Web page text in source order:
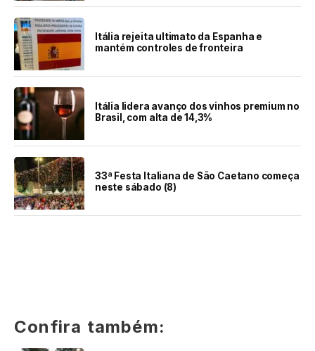
Itália rejeita ultimato da Espanha e
mantém controles de fronteira
Itália lidera avanço dos vinhos premium no
Brasil, com alta de 14,3%
33ª Festa Italiana de São Caetano começa
neste sábado (8)
Confira também: